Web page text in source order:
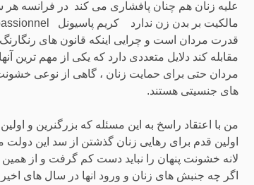
علیه زنان هم چنان پافشاری می کند در فرانسه
قدرت مردان است و چرایی اینکه قانون های
مقابله کند دلایل متعددی دارد که یکی از مهم ترین
مردان حتی برای حمایت زنان ، گاهی از نوعی
های جنسیتی هستند.
من با اعتقاد راسخ به این مسئله که بزرگنرین و
اولین قدم برای رهایی زنان گذشتن از سد این
لانه خشونت پنهان را نباید دست کم گرفت و از
اگر چه جنبش های زنان و ورود انها در سال های اخیر